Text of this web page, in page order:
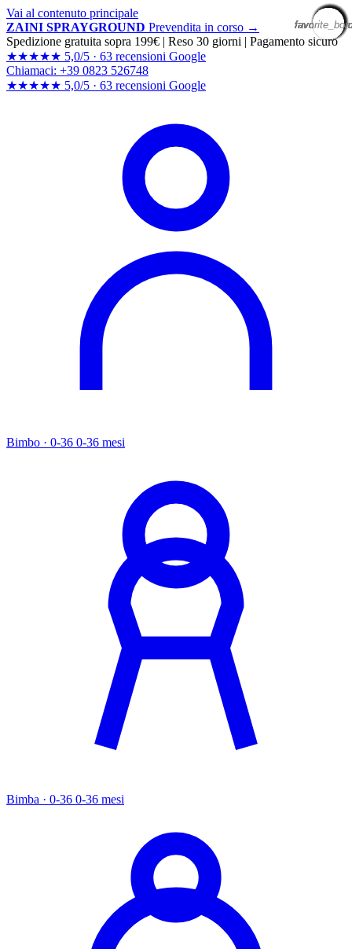
Vai al contenuto principale
ZAINI SPRAYGROUND Prevendita in corso →
Spedizione gratuita sopra 199€ | Reso 30 giorni | Pagamento sicuro
★★★★★ 5,0/5 · 63 recensioni Google
Chiamaci: +39 0823 526748
★★★★★ 5,0/5 · 63 recensioni Google
Bimbo · 0-36 0-36 mesi
Bimba · 0-36 0-36 mesi